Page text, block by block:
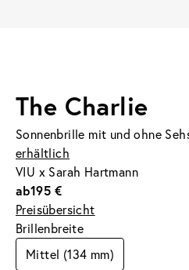
The Charlie
Sonnenbrille mit und ohne
erhältlich
VIU x Sarah Hartmann
ab195 €
Preisübersicht
Brillenbreite
Mittel (134 mm)